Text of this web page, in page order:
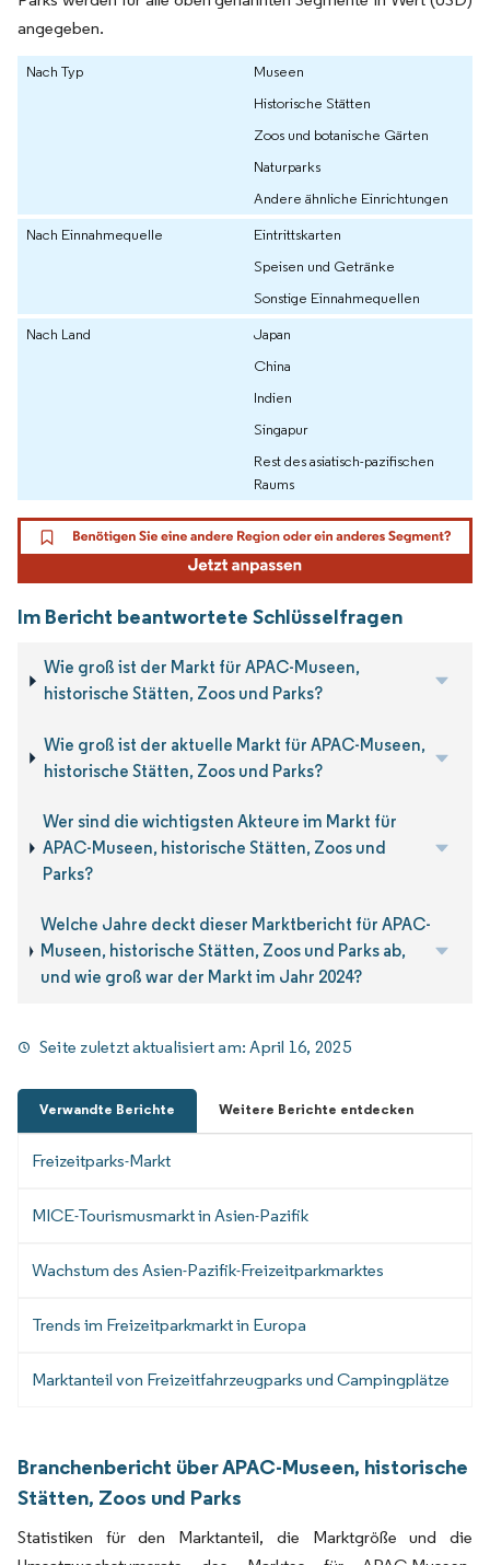
angegeben.
Nach Typ
Museen
Historische Stätten
Zoos und botanische Gärten
Naturparks
Andere ähnliche Einrichtungen
Nach Einnahmequelle
Eintrittskarten
Speisen und Getränke
Sonstige Einnahmequellen
Nach Land
Japan
China
Indien
Singapur
Rest des asiatisch-pazifischen
Raums
Im Bericht beantwortete Schlüsselfragen
Wie groß ist der Markt für APAC-Museen,
historische Stätten, Zoos und Parks?
Wie groß ist der aktuelle Markt für APAC-Museen,
historische Stätten, Zoos und Parks?
Wer sind die wichtigsten Akteure im Markt für
APAC-Museen, historische Stätten, Zoos und
Parks?
Welche Jahre deckt dieser Marktbericht für APAC-
Museen, historische Stätten, Zoos und Parks ab,
und wie groß war der Markt im Jahr 2024?
Seite zuletzt aktualisiert am:April 16, 2025
Verwandte Berichte Weitere Berichte entdecken
Freizeitparks-Markt
MICE-Tourismusmarkt in Asien-Pazifik
Wachstum des Asien-Pazifik-Freizeitparkmarktes
Trends im Freizeitparkmarkt in Europa
Marktanteil von Freizeitfahrzeugparks und Campingplätze
Branchenbericht über APAC-Museen, historische
Stätten, Zoos und Parks
Statistiken für den Marktanteil, die Marktgröße und die